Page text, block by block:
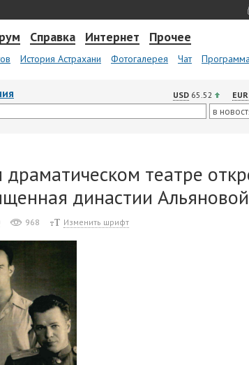
Справка Интернет Прочее
История Астрахани Фотогалерея Чат
USD 65.52 EUR
театре
династии
968 Изменить шрифт